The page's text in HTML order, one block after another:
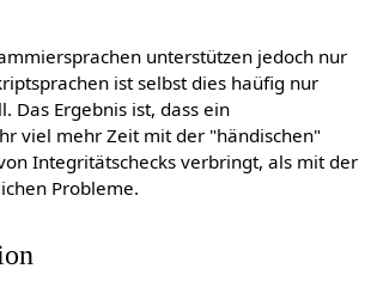
unterstützen jedoch nur
ist selbst dies haüfig nur
Das Ergebnis ist, dass ein
viel mehr Zeit mit der "händischen"
Integritätschecks verbringt, als mit der
Probleme.